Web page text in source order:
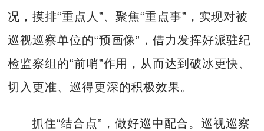
况，摸排“重点人”、聚焦“重点事”，实现对被
巡视巡察单位的“预画像”，借力发挥好派驻纪
检监察组的“前哨”作用，从而达到破冰更快、
切入更准、巡得更深的积极效果。
抓住“结合点”，做好巡中配合。巡视巡察